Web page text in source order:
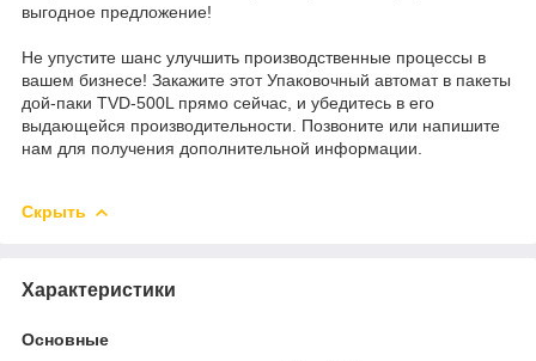
выгодное предложение!
Не упустите шанс улучшить производственные процессы в
вашем бизнесе! Закажите этот Упаковочный автомат в пакеты
дой-паки TVD-500L прямо сейчас, и убедитесь в его
выдающейся производительности. Позвоните или напишите
нам для получения дополнительной информации.
Скрыть
Характеристики
Основные